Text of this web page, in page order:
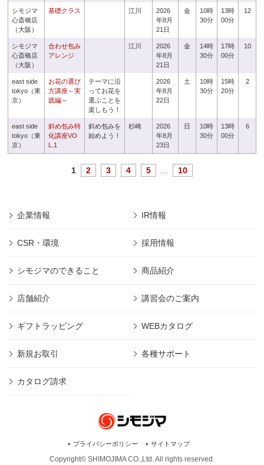
シモジマ
心斎橋店
（大阪）
基礎クラス 江川
2026
年8月
21日
金
10時
30分
13時
00分
12
シモジマ
心斎橋店
（大阪）
合わせ包み
アレンジ
江川
2026
年8月
21日
金
14時
30分
17時
00分
10
east side
tokyo（東
京）
お花の選び
方講座～実
践編～
テーマに沿
ってお花を
選ぶことを
楽しもう！
2026
年8月
22日
土
10時
30分
15時
20分
2
east side
tokyo（東
京）
斜め包み特
化講座VO
L.1
斜め包みを
始めよう！
杉崎
2026
年8月
23日
日
10時
30分
13時
00分
6
1 2 3 4 5 10
企業情報 IR情報
CSR・環境 採用情報
シモジマのできること 商品紹介
店舗紹介 講習会のご案内
ギフトラッピング WEBカタログ
新規お取引 各種サポート
カタログ請求
プライバシーポリシー サイトマップ
Copyright© SHIMOJIMA CO.,Ltd. All rights reserved.